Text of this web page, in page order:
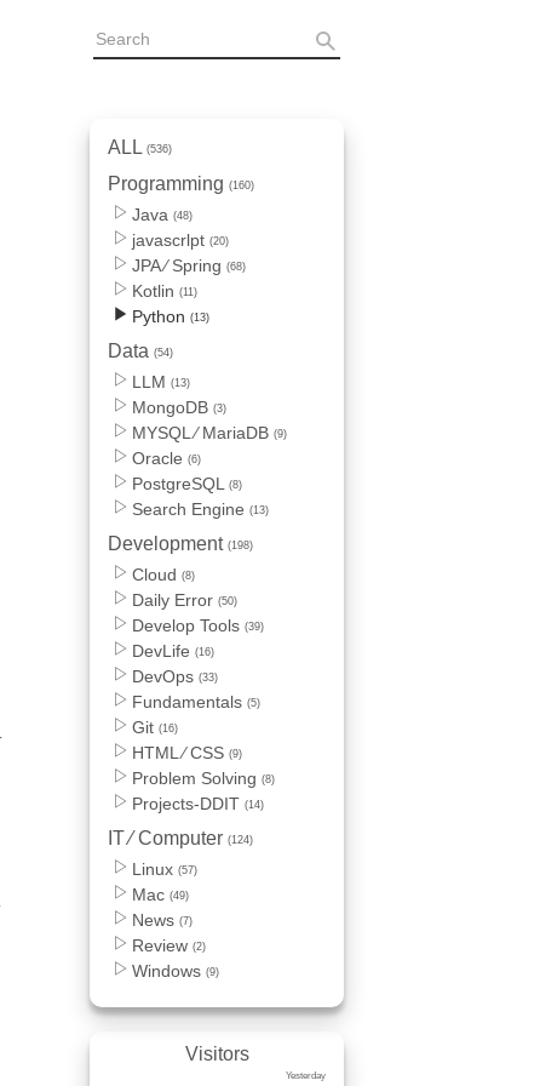
ALL (536)
Programming (160)
Java (48)
javascrlpt (20)
JPA ⁄ Spring (68)
Kotlin (11)
Python (13)
Data (54)
LLM (13)
MongoDB (3)
MYSQL ⁄ MariaDB (9)
Oracle (6)
PostgreSQL (8)
Search Engine (13)
Development (198)
Cloud (8)
Daily Error (50)
Develop Tools (39)
DevLife (16)
DevOps (33)
Fundamentals (5)
Git (16)
HTML ⁄ CSS (9)
Problem Solving (8)
Projects-DDIT (14)
IT ⁄ Computer (124)
Linux (57)
Mac (49)
News (7)
Review (2)
Windows (9)
Visitors
Yesterday